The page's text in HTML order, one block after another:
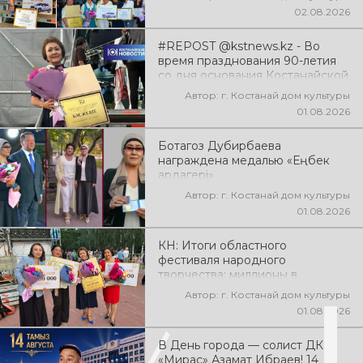
02.08.2026
#REPOST @kstnews.kz - Во
время празднования 90-летия
со дня основания Костанайской
области подвели итоги 38-го
фестиваля самодеятельного
Автор: г. Костанай дом культуры
01.08.2026
Ботагоз Дубирбаева
награждена медалью «Еңбек
ардагері»
Автор: г. Костанай дом культуры
01.08.2026
КН: Итоги областного
фестиваля народного
творчества: миллионы в
культуруАвтор: г. Костанай дом культуры
01.08.2026
В День города — солист ДК
«Мирас» Азамат Ибраев! 14